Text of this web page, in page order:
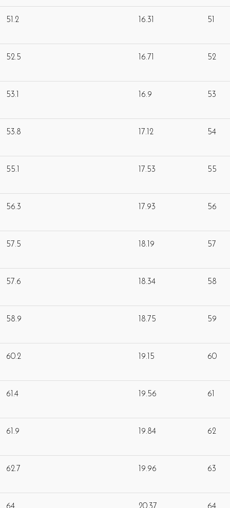
51.2 16.31 51
52.5 16.71 52
53.1 16.9 53
53.8 17.12 54
55.1 17.53 55
56.3 17.93 56
57.5 18.19 57
57.6 18.34 58
58.9 18.75 59
60.2 19.15 60
61.4 19.56 61
61.9 19.84 62
62.7 19.96 63